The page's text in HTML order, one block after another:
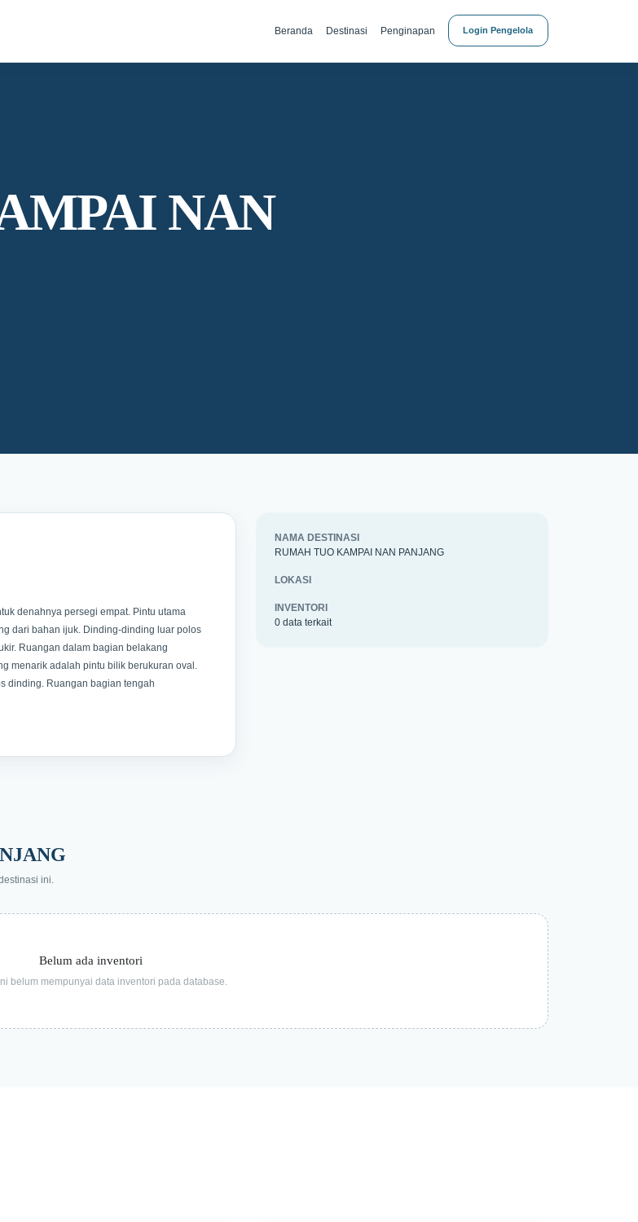
Beranda Destinasi Penginapan Login Pengelola
NAN
denahnya persegi empat. Pintu utama
dari bahan ijuk. Dinding-dinding luar polos
Ruangan dalam bagian belakang
menarik adalah pintu bilik berukuran oval.
dinding. Ruangan bagian tengah
NAMA DESTINASI
RUMAH TUO KAMPAI NAN PANJANG
LOKASI
INVENTORI
0 data terkait
ini.
Belum ada inventori
belum mempunyai data inventori pada database.